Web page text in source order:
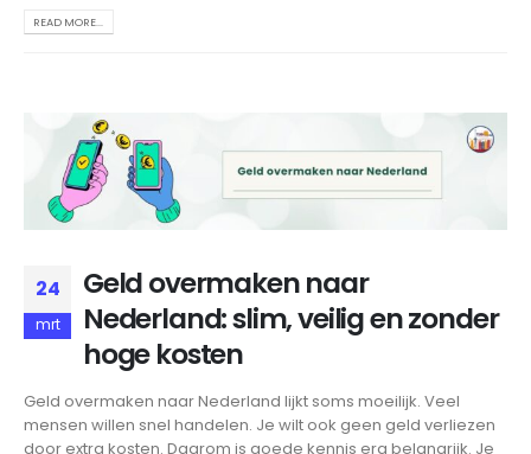
READ MORE...
24
mrt
Geld overmaken naar
Nederland: slim, veilig en zonder
hoge kosten
Geld overmaken naar Nederland lijkt soms moeilijk. Veel
mensen willen snel handelen. Je wilt ook geen geld verliezen
door extra kosten. Daarom is goede kennis erg belangrijk. Je